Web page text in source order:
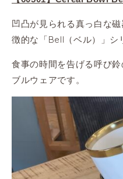
凹凸が見られる真っ白な
徴的な「Bell（ベル）」シ
食事の時間を告げる呼び
ブルウェアです。